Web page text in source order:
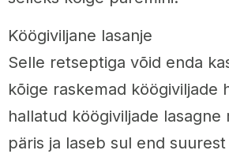
Köögiviljane lasanje
Selle retseptiga võid enda
kõige raskemad köögiviljade
hallatud köögiviljade lasagne
päris ja laseb sul end